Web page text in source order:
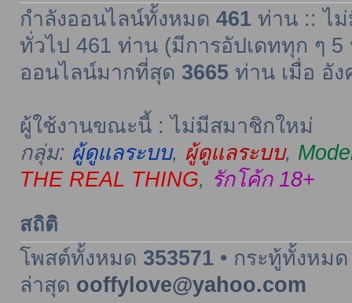
กำลังออนไลน์ทั้งหมด 461ท่าน :: ไม่
ทั่วไป 461 ท่าน (มีการอัปเดททุก ๆ 5
ออนไลน์มากที่สุด 3665ท่าน เมื่อ อัง
ผู้ใช้งานขณะนี้ : ไม่มีสมาชิกใหม่
กลุ่ม: ผู้ดูแลระบบ, ผู้ดูแลระบบ,
THE REAL THING, รักโค้ก 18+
สถิติ
โพสต์ทั้งหมด 353571• กระทู้ทั้งหม
ล่าสุด ooffylove@yahoo.com